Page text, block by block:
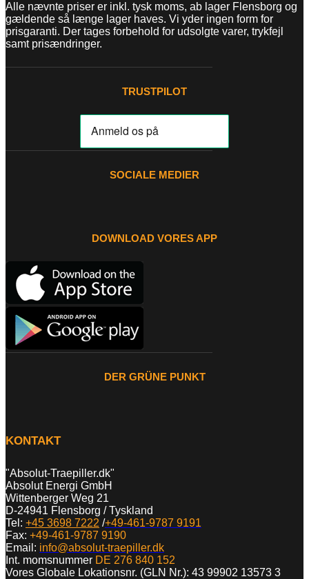
Alle nævnte priser er inkl. tysk moms, ab lager Flensborg og
gældende så længe lager haves. Vi yder ingen form for
prisgaranti. Der tages forbehold for udsolgte varer, trykfejl
samt prisændringer.
TRUSTPILOT
SOCIALE MEDIER
DOWNLOAD VORES APP
DER GRÜNE PUNKT
KONTAKT
"Absolut-Traepiller.dk"
Absolut Energi GmbH
Wittenberger Weg 21
D-24941 Flensborg / Tyskland
Tel: +45 3698 7222 /+49-461-9787 9191
Fax: +49-461-9787 9190
Email: info@absolut-traepiller.dk
Int. momsnummer DE 276 840 152
Vores Globale Lokationsnr. (GLN Nr.): 43 99902 13573 3